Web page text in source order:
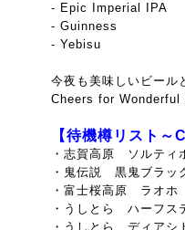
- Epic Imperial IPA
- Guinness
- Yebisu
今夜も美味しいビール
Cheers for Wonderful
【待機樽リスト
・志賀高原 ソルティ
・鬼伝説 黒鬼ブラッ
・富士桜高原 ラオホ
・うしとら ハーフス
・うしとら ディアシ